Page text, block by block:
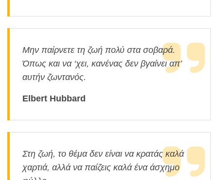
Μην παίρνετε τη ζωή πολύ στα σοβαρά.
Όπως και να ‘χει, κανένας δεν βγαίνει απ’
αυτήν ζωντανός.
Elbert Hubbard
Στη ζωή, το θέμα δεν είναι να κρατάς καλά
χαρτιά, αλλά να παίζεις καλά ένα άσχημο